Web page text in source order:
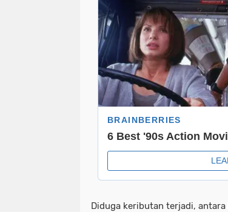
Diduga keributan terjadi,